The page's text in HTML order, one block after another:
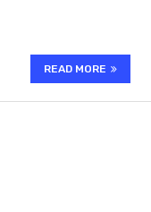
READ MORE